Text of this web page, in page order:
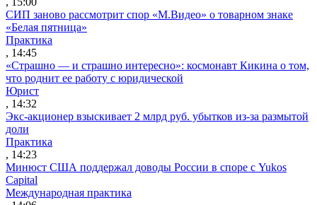
СИП заново рассмотрит спор «М.Видео» о товарном знаке
«Белая пятница»
Практика
, 14:45
«Страшно — и страшно интересно»: космонавт Кикина о том,
что роднит ее работу с юридической
Юрист
, 14:32
Экс-акционер взыскивает 2 млрд руб. убытков из-за размытой
доли
Практика
, 14:23
Минюст США поддержал доводы России в споре с Yukos
Capital
Международная практика